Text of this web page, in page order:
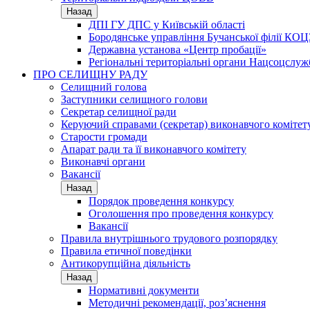
Назад
ДПІ ГУ ДПС у Київській області
Бородянське управління Бучанської філії
Державна установа «Центр пробації»
Регіональні територіальні органи
ПРО СЕЛИЩНУ РАДУ
Селищний голова
Заступники селищного голови
Секретар селищної ради
Керуючий справами (секретар) виконавчого
Старости громади
Апарат ради та її виконавчого комітету
Виконавчі органи
Вакансії
Назад
Порядок проведення конкурсу
Оголошення про проведення конкурсу
Вакансії
Правила внутрішнього трудового розпорядку
Правила етичної поведінки
Антикорупційна діяльність
Назад
Нормативні документи
Методичні рекомендації, роз’яснення